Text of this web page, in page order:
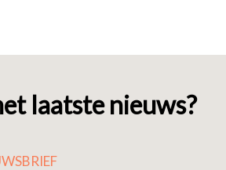
laatste nieuws?